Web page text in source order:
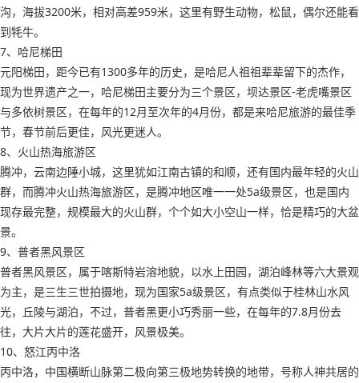
沟，海拔3200米，相对高差959米，这里有野生动物，松鼠，偶尔还能看
到牦牛。
7、哈尼梯田
元阳梯田，距今已有1300多年的历史，是哈尼人祖祖辈辈留下的杰作，
现为世界遗产之一，哈尼梯田主要分为三个景区，坝达景区-老虎嘴景区
与多依树景区，在每年的12月至次年的4月份，都是来哈尼旅游的最佳季
节，春节前后更佳，风光更迷人。
8、火山热海旅游区
腾冲，云南边陲小城，这里犹如江南古镇的和顺，还有国内最年轻的火山
群，而腾冲火山热海旅游区，是腾冲地区唯一一处5a级景区，也是国内
现存最完整，规模最大的火山群，个个如大小空山一样，恰是精巧的大盆
景。
9、普者黑风景区
普者黑风景区，属于喀斯特岩溶地貌，以水上田园，湖泊峰林等六大景观
为主，是三生三世拍摄地，现为国家5a级景区，有点类似于桂林山水风
光，丘陵与湖泊，不过，普者黑更小巧秀丽一些，在每年的7.8月份去
往，大片大片的莲花盛开，风景极美。
10、怒江丙中洛
丙中洛，中国横断山脉第二极向第三极地势转换的地带，号称人神共居的